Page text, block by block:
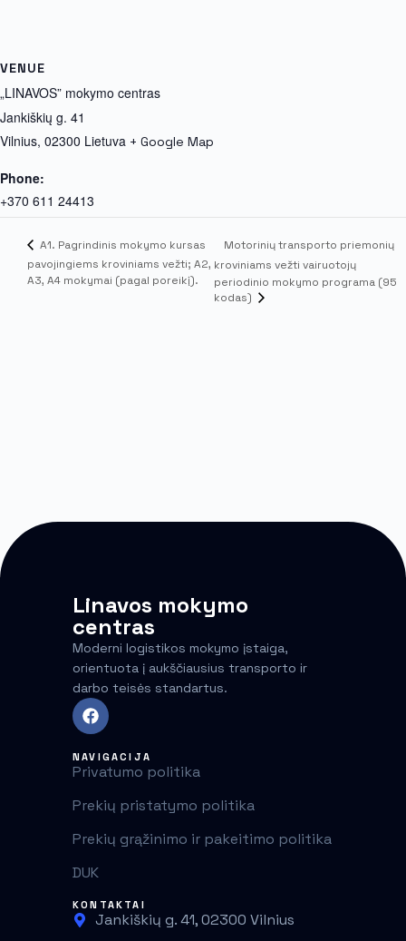
VENUE
„LINAVOS” mokymo centras
Jankiškių g. 41
Vilnius, 02300 Lietuva + Google Map
Phone:
+370 611 24413
A1. Pagrindinis mokymo kursas
pavojingiems kroviniams vežti; A2,
A3, A4 mokymai (pagal poreikį).
Motorinių transporto priemonių
kroviniams vežti vairuotojų
periodinio mokymo programa (95
kodas)
Linavos mokymo
centras
Moderni logistikos mokymo įstaiga,
orientuota į aukščiausius transporto ir
darbo teisės standartus.
NAVIGACIJA
Privatumo politika
Prekių pristatymo politika
Prekių grąžinimo ir pakeitimo politika
DUK
KONTAKTAI
Jankiškių g. 41, 02300 Vilnius